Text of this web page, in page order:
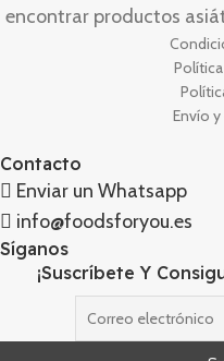
encontrar productos
Envío
Contacto
Enviar un Whatsapp
info@foodsforyou.es
Síganos
¡Suscríbete Y